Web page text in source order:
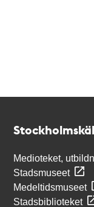
Medioteket,
Stadsmuseet
Medeltidsmuseet
Stadsbiblioteket